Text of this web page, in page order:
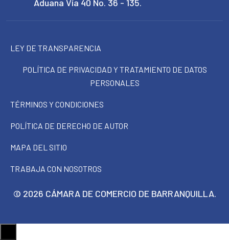
Aduana Vía 40 No. 36 - 135.
LEY DE TRANSPARENCIA
POLÍTICA DE PRIVACIDAD Y TRATAMIENTO DE DATOS
PERSONALES
TÉRMINOS Y CONDICIONES
POLÍTICA DE DERECHO DE AUTOR
MAPA DEL SITIO
TRABAJA CON NOSOTROS
© 2026 CÁMARA DE COMERCIO DE BARRANQUILLA.